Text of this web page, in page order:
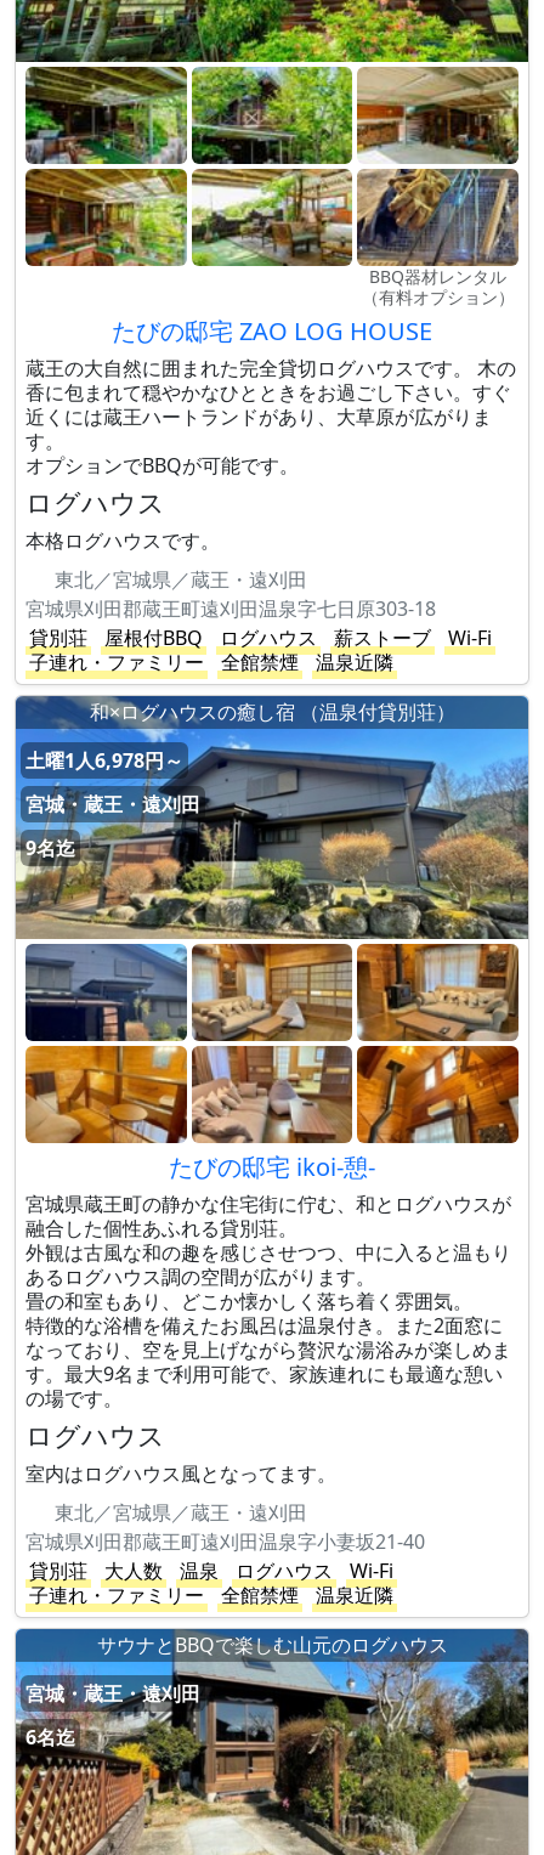
BBQ器材レンタル
（有料オプション）
たびの邸宅 ZAO LOG HOUSE
蔵王の大自然に囲まれた完全貸切ログハウスです。 木の
香に包まれて穏やかなひとときをお過ごし下さい。すぐ
近くには蔵王ハートランドがあり、大草原が広がりま
す。
オプションでBBQが可能です。
ログハウス
本格ログハウスです。
東北／宮城県／蔵王・遠刈田
宮城県刈田郡蔵王町遠刈田温泉字七日原303-18
貸別荘
屋根付BBQ ログハウス 薪ストーブ
Wi-Fi
子連れ・ファミリー
全館禁煙
温泉近隣
和×ログハウスの癒し宿 （温泉付貸別荘）
土曜1人6,978円～
宮城・蔵王・遠刈田
9名迄
たびの邸宅 ikoi-憩-
宮城県蔵王町の静かな住宅街に佇む、和とログハウスが
融合した個性あふれる貸別荘。
外観は古風な和の趣を感じさせつつ、中に入ると温もり
あるログハウス調の空間が広がります。
畳の和室もあり、どこか懐かしく落ち着く雰囲気。
特徴的な浴槽を備えたお風呂は温泉付き。また2面窓に
なっており、空を見上げながら贅沢な湯浴みが楽しめま
す。最大9名まで利用可能で、家族連れにも最適な憩い
の場です。
ログハウス
室内はログハウス風となってます。
東北／宮城県／蔵王・遠刈田
宮城県刈田郡蔵王町遠刈田温泉字小妻坂21-40
貸別荘
大人数 温泉 ログハウス
Wi-Fi
子連れ・ファミリー
全館禁煙
温泉近隣
サウナとBBQで楽しむ山元のログハウス
宮城・蔵王・遠刈田
6名迄